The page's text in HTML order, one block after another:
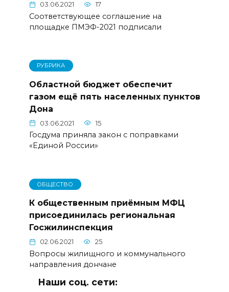
03.06.2021 17
Соответствующее соглашение на
площадке ПМЭФ-2021 подписали
РУБРИКА
Областной бюджет обеспечит
газом ещё пять населенных пунктов
Дона
03.06.2021 15
Госдума приняла закон с поправками
«Единой России»
ОБЩЕСТВО
К общественным приёмным МФЦ
присоединилась региональная
Госжилинспекция
02.06.2021 25
Вопросы жилищного и коммунального
направления дончане
Наши соц. сети: